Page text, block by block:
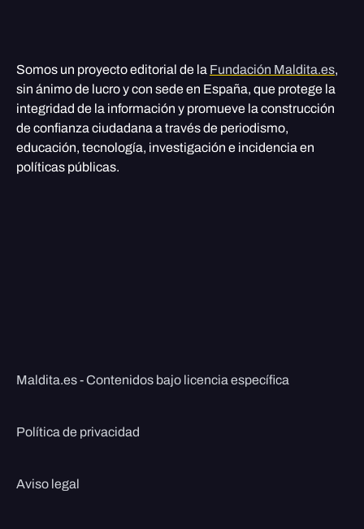
Somos un proyecto editorial de la Fundación Maldita.es,
sin ánimo de lucro y con sede en España, que protege la
integridad de la información y promueve la construcción
de confianza ciudadana a través de periodismo,
educación, tecnología, investigación e incidencia en
políticas públicas.
Maldita.es - Contenidos bajo licencia específica
Política de privacidad
Aviso legal